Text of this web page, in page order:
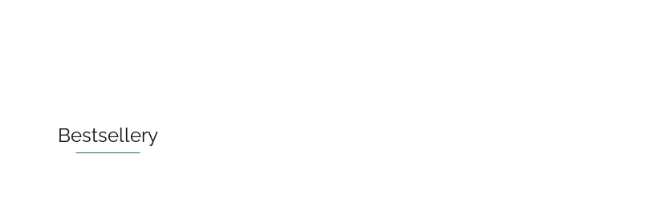
Bestsellery